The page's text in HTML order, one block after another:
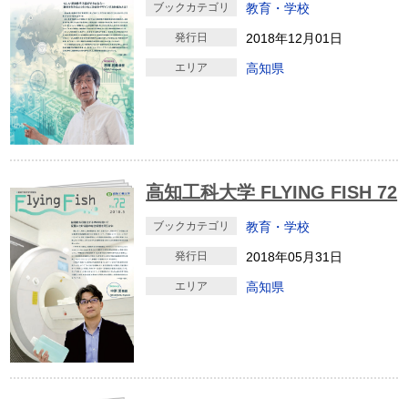
ブックカテゴリ 教育・学校
発行日 2018年12月01日
エリア 高知県
高知工科大学 FLYING FISH 72
ブックカテゴリ 教育・学校
発行日 2018年05月31日
エリア 高知県